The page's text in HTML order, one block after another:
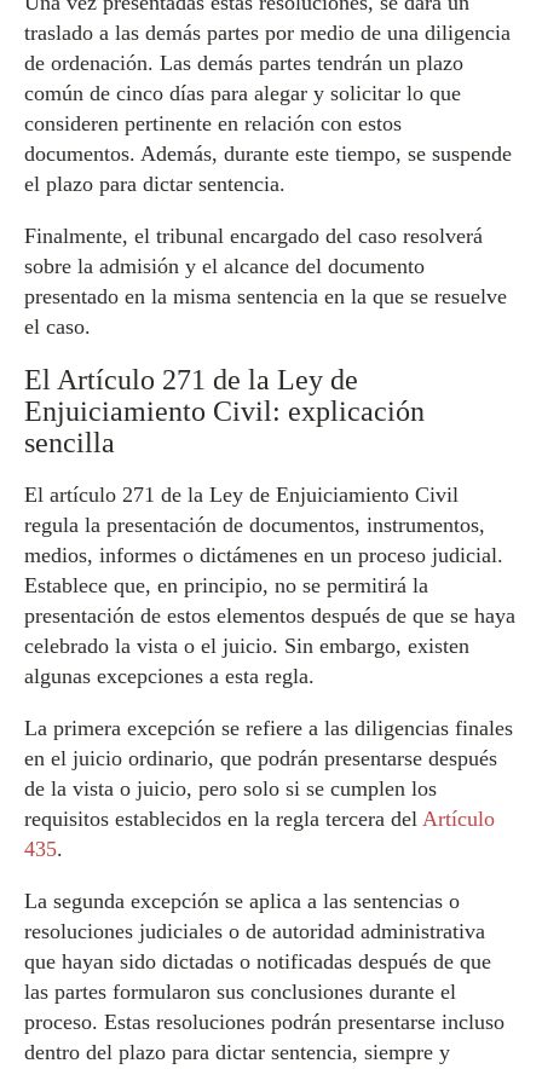
traslado a las demás partes por medio de una diligencia
de ordenación. Las demás partes tendrán un plazo
común de cinco días para alegar y solicitar lo que
consideren pertinente en relación con estos
documentos. Además, durante este tiempo, se suspende
el plazo para dictar sentencia.
Finalmente, el tribunal encargado del caso resolverá
sobre la admisión y el alcance del documento
presentado en la misma sentencia en la que se resuelve
el caso.
El Artículo 271 de la Ley de
Enjuiciamiento Civil: explicación
sencilla
El artículo 271 de la Ley de Enjuiciamiento Civil
regula la presentación de documentos, instrumentos,
medios, informes o dictámenes en un proceso judicial.
Establece que, en principio, no se permitirá la
presentación de estos elementos después de que se haya
celebrado la vista o el juicio. Sin embargo, existen
algunas excepciones a esta regla.
La primera excepción se refiere a las diligencias finales
en el juicio ordinario, que podrán presentarse después
de la vista o juicio, pero solo si se cumplen los
requisitos establecidos en la regla tercera del Artículo
435.
La segunda excepción se aplica a las sentencias o
resoluciones judiciales o de autoridad administrativa
que hayan sido dictadas o notificadas después de que
las partes formularon sus conclusiones durante el
proceso. Estas resoluciones podrán presentarse incluso
dentro del plazo para dictar sentencia, siempre y